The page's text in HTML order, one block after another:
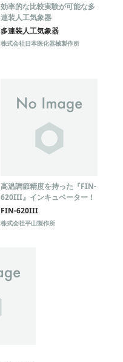
効率的な比較実験が可能な多
連装人工気象器
多連装人工気象器
株式会社日本医化器械製作所
高温調節精度を持った『FIN-
620III』インキュベーター！
FIN-620III
株式会社平山製作所